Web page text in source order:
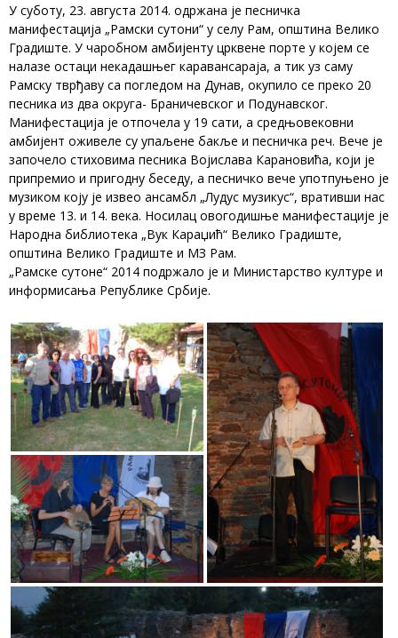
У суботу, 23. августа 2014. одржана је песничка
манифестација „Рамски сутони“ у селу Рам, општина Велико
Градиште. У чаробном амбијенту црквене порте у којем се
налазе остаци некадашњег каравансараја, а тик уз саму
Рамску тврђаву са погледом на Дунав, окупило се преко 20
песника из два округа- Браничевског и Подунавског.
Манифестација је отпочела у 19 сати, а средњовековни
амбијент оживеле су упаљене бакље и песничка реч. Вече је
започело стиховима песника Војислава Карановића, који је
припремио и пригодну беседу, а песничко вече употпуњено је
музиком коју је извео ансамбл „Лудус музикус“, вративши нас
у време 13. и 14. века. Носилац овогодишње манифестације је
Народна библиотека „Вук Караџић“ Велико Градиште,
општина Велико Градиште и МЗ Рам.
„Рамске сутоне“ 2014 подржало је и Министарство културе и
информисања Републике Србије.